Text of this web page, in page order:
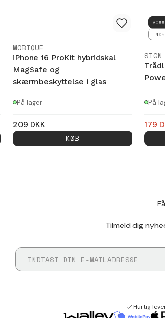
MOBIQUE
iPhone 16 ProKit hybridskal
MagSafe og
skærmbeskyttelse i glas
På lager
209 DKK
KØB
-10%
SIGN
På
179
Tilmeld dig
Hurtig